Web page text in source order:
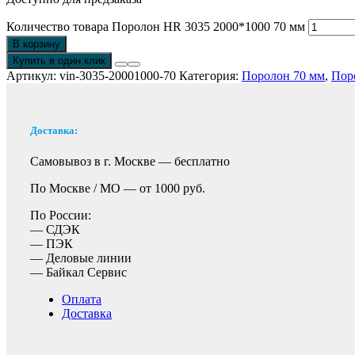
Количество товара Поролон HR 3035 2000*1000 70 мм
В корзину
Купить в один клик
Артикул: vin-3035-20001000-70 Категория: Поролон 70 мм,
Доставка:
Самовывоз в г. Москве — бесплатно
По Москве / МО — от 1000 руб.
По России:
— СДЭК
— ПЭК
— Деловые линии
— Байкал Сервис
Оплата
Доставка